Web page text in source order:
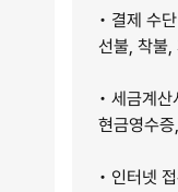
• 결제 수단
선불, 착불,
• 세금계
현금영수
• 인터넷